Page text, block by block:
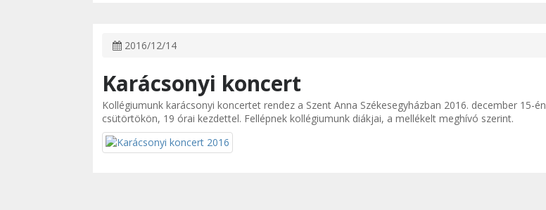
2016/12/14
Karácsonyi koncert
Kollégiumunk karácsonyi koncertet rendez a Szent Anna Székesegyházban 2016. december 15-én
csütörtökön, 19 órai kezdettel. Fellépnek kollégiumunk diákjai, a mellékelt meghívó szerint.